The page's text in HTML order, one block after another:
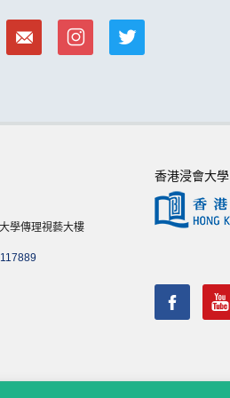
學傳理視藝大樓
香港浸會大學